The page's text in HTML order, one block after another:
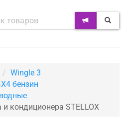
Wingle 3
бензин
и кондиционера STELLOX